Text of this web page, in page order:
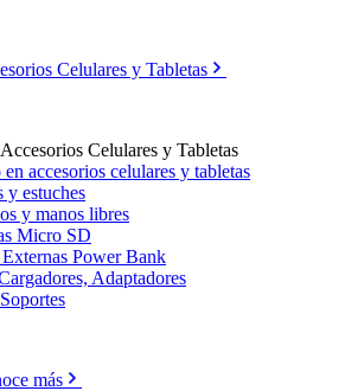
Celulares y Tabletas
Accesorios Celulares y Tabletas
accesorios celulares y tabletas
y estuches
y manos libres
Micro SD
Power Bank
Adaptadores
más